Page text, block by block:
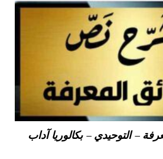
– التوحيدي – بكالوريا آداب